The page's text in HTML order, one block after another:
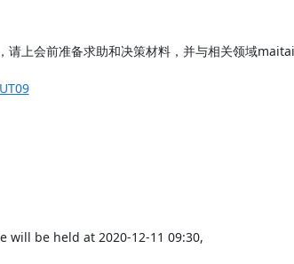
上会前准备求助和决策材料，并与相关领域
will be held at 2020-12-11 09:30,